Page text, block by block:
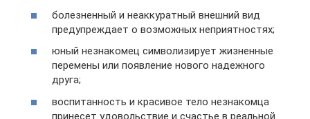
болезненный и неаккуратный внешний вид
предупреждает о возможных неприятностях;
юный незнакомец символизирует жизненные
перемены или появление нового надежного
друга;
воспитанность и красивое тело незнакомца
принесет удовольствие и счастье в реальной